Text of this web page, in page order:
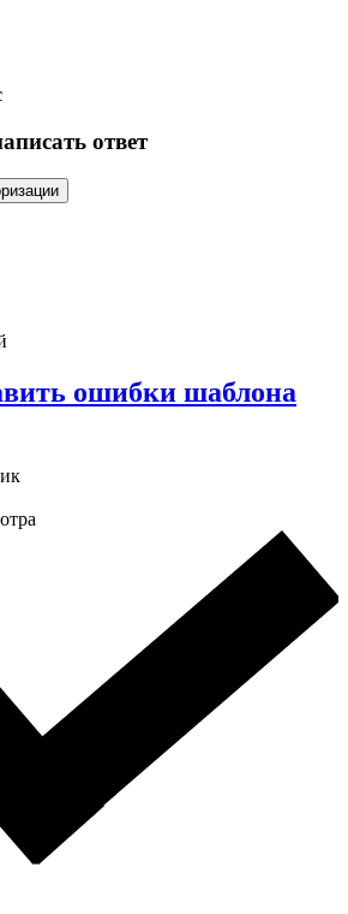
ответ
ошибки шаблона